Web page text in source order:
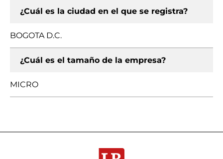
¿Cuál es la ciudad en el que se registra?
BOGOTA D.C.
¿Cuál es el tamaño de la empresa?
MICRO